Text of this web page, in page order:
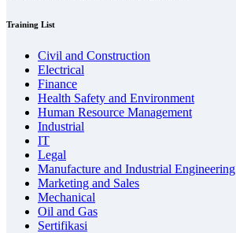
Training List
Civil and Construction
Electrical
Finance
Health Safety and Environment
Human Resource Management
Industrial
IT
Legal
Manufacture and Industrial Engineering
Marketing and Sales
Mechanical
Oil and Gas
Sertifikasi